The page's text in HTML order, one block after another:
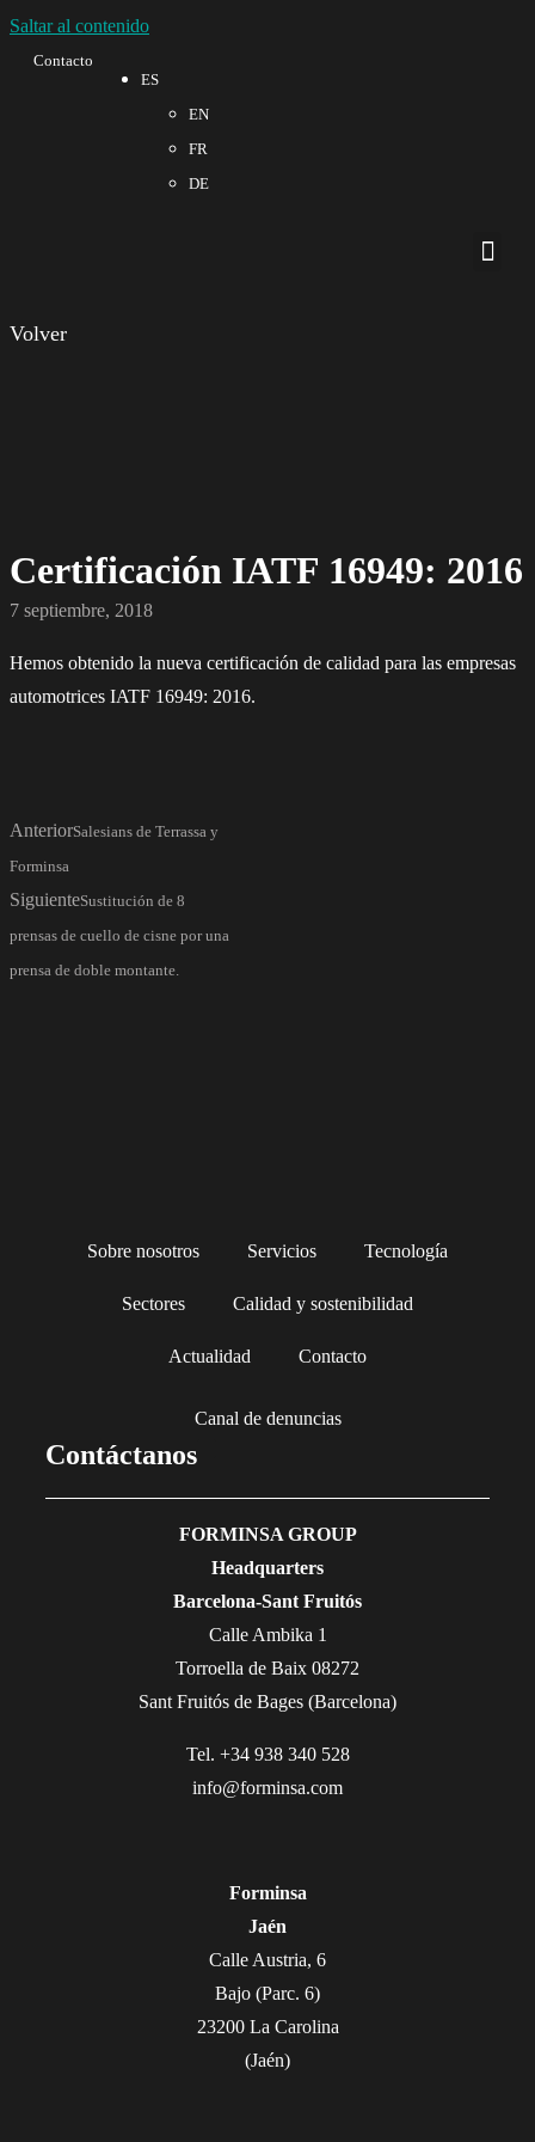
Saltar al contenido
Contacto
ES
EN
FR
DE
Volver
Certificación IATF 16949: 2016
7 septiembre, 2018
Hemos obtenido la nueva certificación de calidad para las empresas
automotrices IATF 16949: 2016.
AnteriorSalesians de Terrassa y
Forminsa
SiguienteSustitución de 8
prensas de cuello de cisne por una
prensa de doble montante.
Sobre nosotros Servicios Tecnología
Sectores Calidad y sostenibilidad
Actualidad Contacto
Canal de denuncias
Contáctanos
FORMINSA GROUP
Headquarters
Barcelona-Sant Fruitós
Calle Ambika 1
Torroella de Baix 08272
Sant Fruitós de Bages (Barcelona)
Tel. +34 938 340 528
info@forminsa.com
Forminsa
Jaén
Calle Austria, 6
Bajo (Parc. 6)
23200 La Carolina
(Jaén)